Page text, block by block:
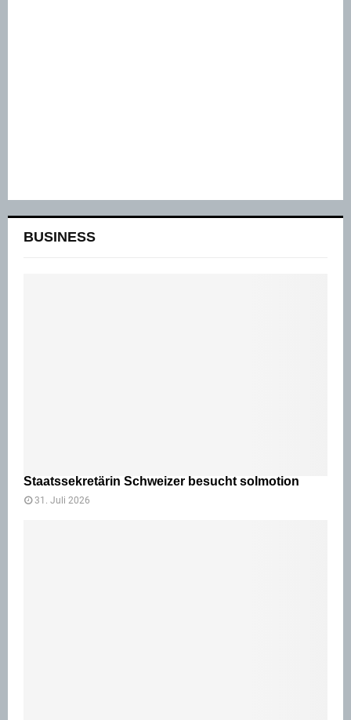
BUSINESS
Staatssekretärin Schweizer besucht solmotion
31. Juli 2026